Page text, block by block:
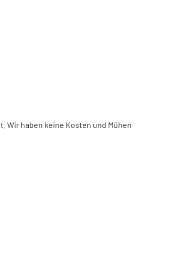
Wir haben keine Kosten und Mühen